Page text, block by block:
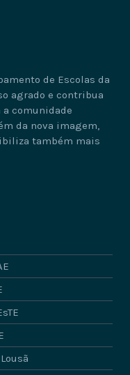
de Escolas da
agrado e contribua
comunidade
da nova imagem,
também mais